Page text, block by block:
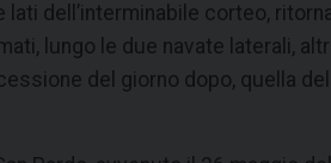
dell’interminabile corteo,
lungo le due navate laterali,
del giorno dopo, quella